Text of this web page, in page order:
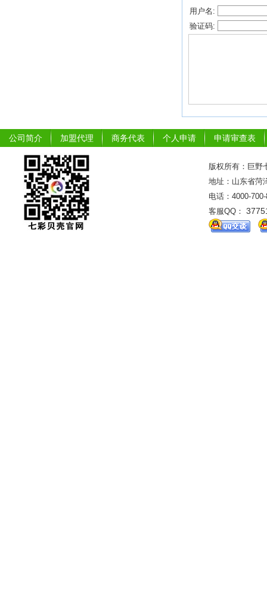
用户名:
验证码:
公司简介 加盟代理 商务代表 个人申请 申请审查表
版权所有：巨野
地址：山东省菏
电话：4000-
客服QQ：